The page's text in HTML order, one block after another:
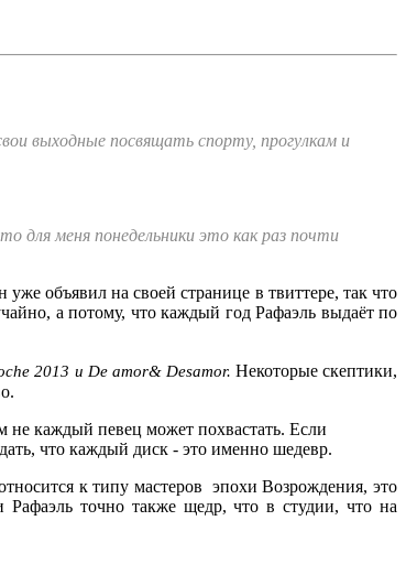
выходные посвящать спорту, прогулкам и
для меня понедельники это как раз почти
объявил на своей странице в твиттере, так что
а потому, что каждый год Рафаэль выдаёт по
2013 и De amor& Desamor. Некоторые скептики,
не каждый певец может похвастать. Если
что каждый диск - это именно шедевр.
к типу мастеров эпохи Возрождения, это
точно также щедр, что в студии, что на